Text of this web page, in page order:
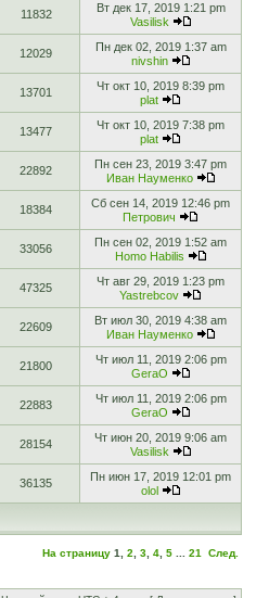
11832
Вт дек 17, 2019 1:21 pm
Vasilisk
12029
Пн дек 02, 2019 1:37 am
nivshin
13701
Чт окт 10, 2019 8:39 pm
plat
13477
Чт окт 10, 2019 7:38 pm
plat
22892
Пн сен 23, 2019 3:47 pm
Иван Науменко
18384
Сб сен 14, 2019 12:46 pm
Петрович
33056
Пн сен 02, 2019 1:52 am
Homo Habilis
47325
Чт авг 29, 2019 1:23 pm
Yastrebcov
22609
Вт июл 30, 2019 4:38 am
Иван Науменко
21800
Чт июл 11, 2019 2:06 pm
GeraO
22883
Чт июл 11, 2019 2:06 pm
GeraO
28154
Чт июн 20, 2019 9:06 am
Vasilisk
36135
Пн июн 17, 2019 12:01 pm
olol
На страницу 1 2 3 4 5 21 След.